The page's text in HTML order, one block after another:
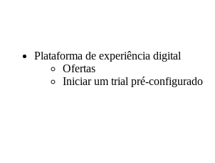
Plataforma de experiência digital
Ofertas
Iniciar um trial pré-configurado